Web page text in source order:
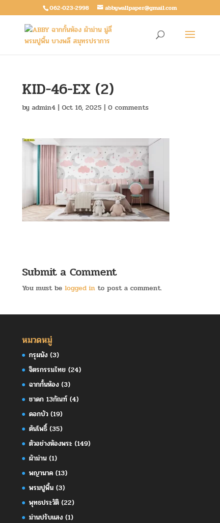
062-023-2998 abbywallpaper@gmail.com
KID-46-EX (2)
by admin4| Oct 16, 2025| 0 comments
Submit a Comment
You must be logged into post a comment.
หมวดหมู่
กรุผนัง(3)
จิตรกรรมไทย (24)
ฉากกั้นห้อง(3)
ชาดก 13กัณฑ์(4)
ดอกบัว(19)
ต้นโพธิ์(35)
ตัวอย่างห้องพระ(149)
ผ้าม่าน(1)
พญานาค(13)
พรมปูพื้น(3)
พุทธประวัติ(22)
ม่านปรับแสง(1)